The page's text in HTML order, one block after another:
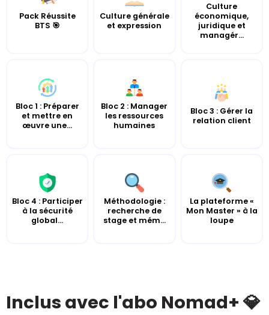
Pack Réussite
BTS 🎯
Culture générale
et expression
Culture
économique,
juridique et
managér...
Bloc 1 : Préparer
et mettre en
œuvre une...
Bloc 2 : Manager
les ressources
humaines
Bloc 3 : Gérer la
relation client
Bloc 4 : Participer
à la sécurité
global...
Méthodologie :
recherche de
stage et mém...
La plateforme «
Mon Master » à la
loupe
Inclus avec l'abo Nomad+ 💎